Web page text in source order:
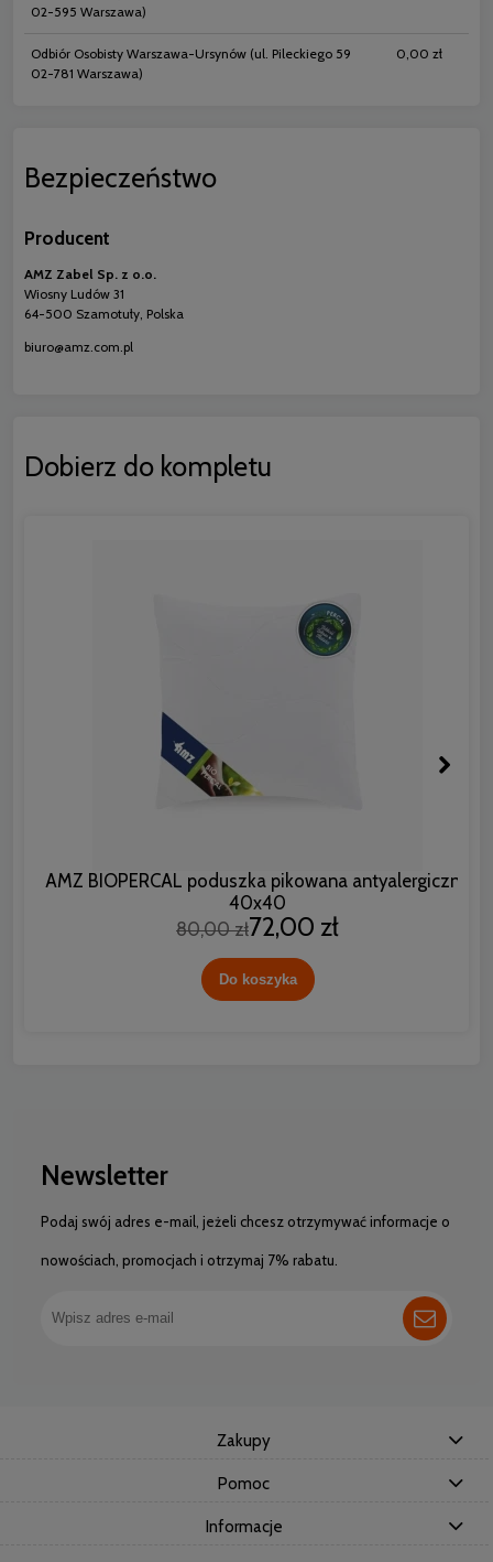
02-595 Warszawa)
Odbiór Osobisty Warszawa-Ursynów (ul. Pileckiego 59
02-781 Warszawa)
0,00 zł
Bezpieczeństwo
Producent
AMZ Zabel Sp. z o.o.
Wiosny Ludów 31
64-500 Szamotuły, Polska
biuro@amz.com.pl
Dobierz do kompletu
AMZ BIOPERCAL poduszka pikowana antyalergiczna
40x40
80,00 zł72,00 zł
Do koszyka
Newsletter
Podaj swój adres e-mail, jeżeli chcesz otrzymywać informacje o
nowościach, promocjach i otrzymaj 7% rabatu.
Zakupy
Pomoc
Informacje